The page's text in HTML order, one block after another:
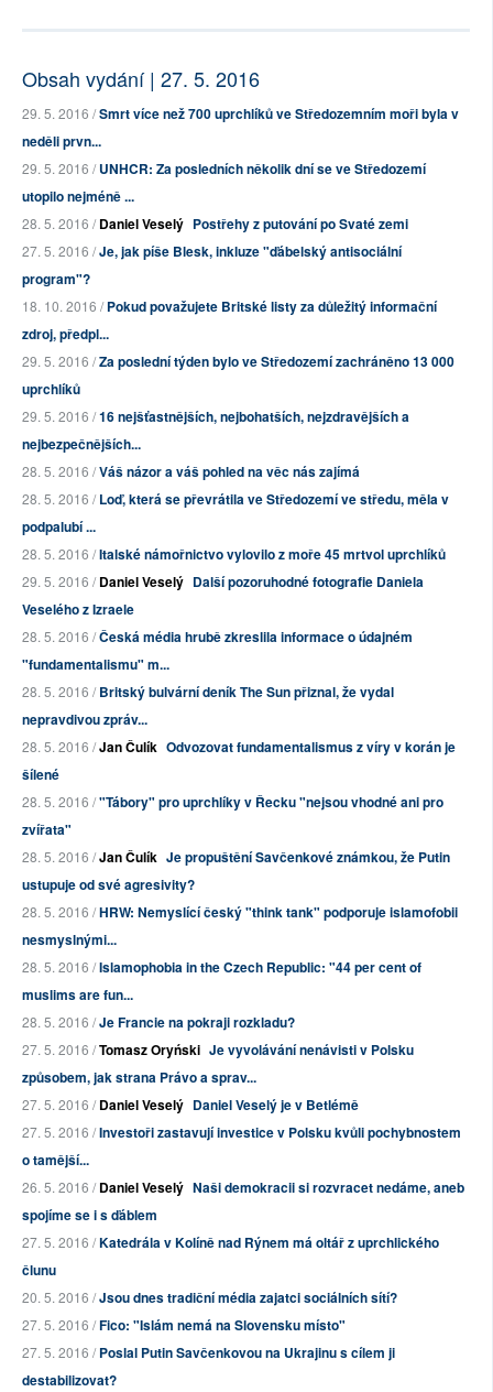
Obsah vydání | 27. 5. 2016
29. 5. 2016 /Smrt více než 700 uprchlíků ve Středozemním moři byla v
neděli prvn...
29. 5. 2016 /UNHCR: Za posledních několik dní se ve Středozemí
utopilo nejméně ...
28. 5. 2016 /Daniel Veselý Postřehy z putování po Svaté zemi
27. 5. 2016 /Je, jak píše Blesk, inkluze "ďábelský antisociální
program"?
18. 10. 2016 /Pokud považujete Britské listy za důležitý informační
zdroj, předpl...
29. 5. 2016 /Za poslední týden bylo ve Středozemí zachráněno 13 000
uprchlíků
29. 5. 2016 /16 nejšťastnějších, nejbohatších, nejzdravějších a
nejbezpečnějších...
28. 5. 2016 /Váš názor a váš pohled na věc nás zajímá
28. 5. 2016 /Loď, která se převrátila ve Středozemí ve středu, měla v
podpalubí ...
28. 5. 2016 /Italské námořnictvo vylovilo z moře 45 mrtvol uprchlíků
29. 5. 2016 /Daniel Veselý Další pozoruhodné fotografie Daniela
Veselého z Izraele
28. 5. 2016 /Česká média hrubě zkreslila informace o údajném
"fundamentalismu" m...
28. 5. 2016 /Britský bulvární deník The Sun přiznal, že vydal
nepravdivou zpráv...
28. 5. 2016 /Jan Čulík Odvozovat fundamentalismus z víry v korán je
šílené
28. 5. 2016 /"Tábory" pro uprchlíky v Řecku "nejsou vhodné ani pro
zvířata"
28. 5. 2016 /Jan Čulík Je propuštění Savčenkové známkou, že Putin
ustupuje od své agresivity?
28. 5. 2016 /HRW: Nemyslící český "think tank" podporuje islamofobii
nesmyslnými...
28. 5. 2016 /Islamophobia in the Czech Republic: "44 per cent of
muslims are fun...
28. 5. 2016 /Je Francie na pokraji rozkladu?
27. 5. 2016 /Tomasz Oryński Je vyvolávání nenávisti v Polsku
způsobem, jak strana Právo a sprav...
27. 5. 2016 /Daniel Veselý Daniel Veselý je v Betlémě
27. 5. 2016 /Investoři zastavují investice v Polsku kvůli pochybnostem
o tamější...
26. 5. 2016 /Daniel Veselý Naši demokracii si rozvracet nedáme, aneb
spojíme se i s ďáblem
27. 5. 2016 /Katedrála v Kolíně nad Rýnem má oltář z uprchlického
člunu
20. 5. 2016 /Jsou dnes tradiční média zajatci sociálních sítí?
27. 5. 2016 /Fico: "Islám nemá na Slovensku místo"
27. 5. 2016 /Poslal Putin Savčenkovou na Ukrajinu s cílem ji
destabilizovat?